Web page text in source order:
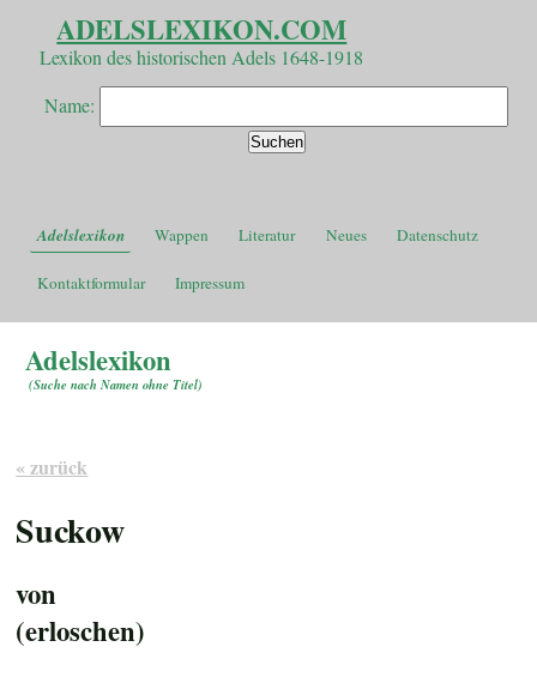
ADELSLEXIKON.COM
Lexikon des historischen Adels 1648-1918
Name:
Adelslexikon Wappen Literatur Neues Datenschutz
Kontaktformular Impressum
Adelslexikon
(Suche nach Namen ohne Titel)
« zurück
Suckow
von
(erloschen)